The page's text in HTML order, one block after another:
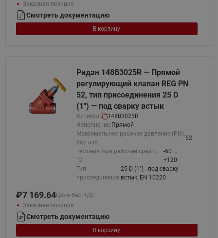
Заказная позиция
Смотреть документацию
В корзину
Ридан 148B3025R — Прямой
регулирующий клапан REG PN
52, тип присоединения 25 D
(1") — под сварку встык
Артикул:
148B3025R
Исполнение: Прямой
Максимальное рабочее давление (PN),
бар изб.:
52
Температура рабочей среды,
°С:
-60 …
+120
Тип
присоединения:
25 D (1") - под сварку
встык, EN 10220
₽7 169.64Цена без НДС
Заказная позиция
Смотреть документацию
В корзину